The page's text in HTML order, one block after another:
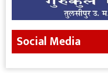
Social Media